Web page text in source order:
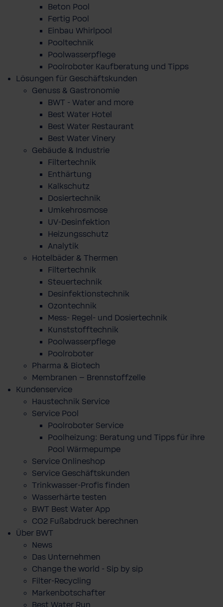
Beton Pool
Fertig Pool
Einbau Whirlpool
Pooltechnik
Poolwasserpflege
Poolroboter Kaufberatung und Tipps
Lösungen für Geschäftskunden
Genuss & Gastronomie
BWT - Water and more
Best Water Hotel
Best Water Restaurant
Best Water Vinery
Gebäude & Industrie
Filtertechnik
Enthärtung
Kalkschutz
Dosiertechnik
Umkehrosmose
UV-Desinfektion
Heizungsschutz
Analytik
Hotelbäder & Thermen
Filtertechnik
Steuertechnik
Desinfektionstechnik
Ozontechnik
Mess- Regel- und Dosiertechnik
Kunststofftechnik
Poolwasserpflege
Poolroboter
Pharma & Biotech
Membranen – Brennstoffzelle
Kundenservice
Haustechnik Service
Service Pool
Poolroboter Service
Poolheizung: Beratung und Tipps für ihre
Pool Wärmepumpe
Service Onlineshop
Service Geschäftskunden
Trinkwasser-Profis finden
Wasserhärte testen
BWT Best Water App
CO2 Fußabdruck berechnen
Über BWT
News
Das Unternehmen
Change the world - Sip by sip
Filter-Recycling
Markenbotschafter
Best Water Run